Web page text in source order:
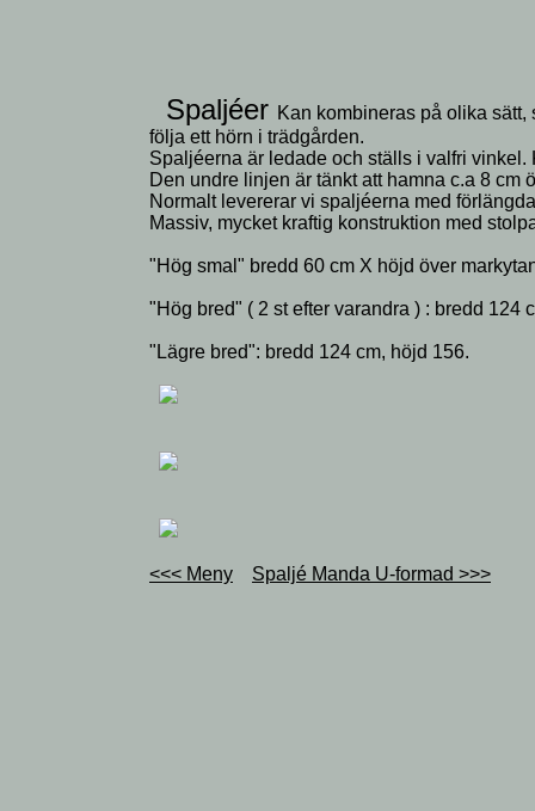
Spaljéer Kan kombineras på olika
följa ett hörn i trädgården.
Spaljéerna är ledade och ställs i valfri
Den undre linjen är tänkt att hamna c.a 8 cm
Normalt levererar vi spaljéerna med
Massiv, mycket kraftig konstruktion med
"Hög smal" bredd 60 cm X höjd över
"Hög bred" ( 2 st efter varandra ) : bredd 124
"Lägre bred": bredd 124 cm, höjd 156.
<<< Meny Spaljé Manda U-formad >>>